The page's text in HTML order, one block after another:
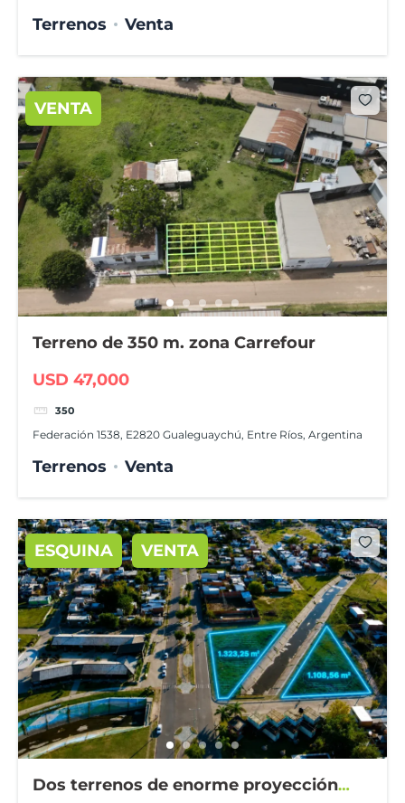
Terrenos Venta
VENTA
Terreno de 350 m. zona Carrefour
USD 47,000
350
Federación 1538, E2820 Gualeguaychú, Entre Ríos, Argentina
Terrenos Venta
ESQUINA VENTA
Dos terrenos de enorme proyección